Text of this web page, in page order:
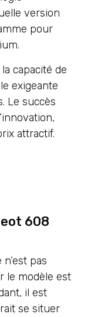
version
pour
capacité de
exigeante
Le succès
attractif.
608
pas
le modèle est
il est
se situer